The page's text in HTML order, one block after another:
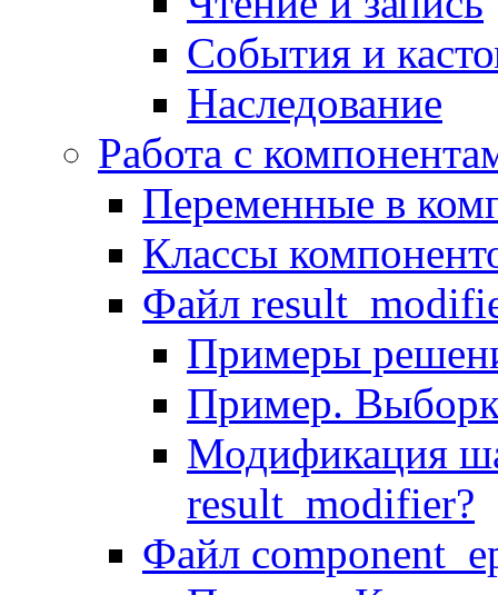
События и
Наследование
Работа с
Переменные в
Классы
Файл
Примеры
Пример.
Модификация
result_modifier?
Файл